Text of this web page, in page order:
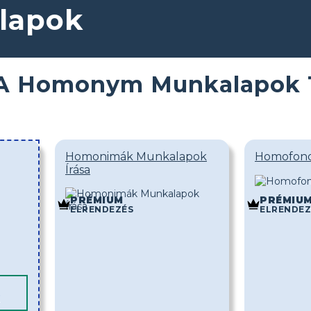
Homonym Munkalapok
Homonimák Munkalapok
Írása
PRÉMIUM
ELRENDEZÉS
PRÉMIUM